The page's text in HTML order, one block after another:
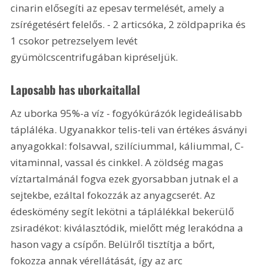
cinarin elősegíti az epesav termelését, amely a
zsírégetésért felelős. - 2 articsóka, 2 zöldpaprika és
1 csokor petrezselyem levét
gyümölcscentrifugában kipréseljük.
Laposabb has uborkaitallal
Az uborka 95%-a víz - fogyókúrázók legideálisabb
tápláléka. Ugyanakkor telis-teli van értékes ásványi
anyagokkal: folsavval, szilíciummal, káliummal, C-
vitaminnal, vassal és cinkkel. A zöldség magas
víztartalmánál fogva ezek gyorsabban jutnak el a
sejtekbe, ezáltal fokozzák az anyagcserét. Az
édeskömény segít lekötni a táplálékkal bekerülő
zsiradékot: kiválasztódik, mielőtt még lerakódna a
hason vagy a csípőn. Belülről tisztítja a bőrt,
fokozza annak vérellátását, így az arc